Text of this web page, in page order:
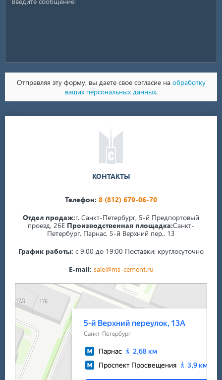
Отправляя эту форму, вы даете свое согласие на обработку
ваших персональных данных.
КОНТАКТЫ
Телефон: 8 (812) 679-06-70
Отдел продаж:г. Санкт-Петербург, 5-й Предпортовый
проезд, 26Е Производственная площадка:Санкт-
Петербург, Парнас, 5-й Верхний пер., 13
График работы: с 9:00 до 19:00 Поставки: круглосуточно
E-mail: sale@ms-cement.ru
Санкт‑Петербург
5-й Верхний переулок, 13А на карте Санкт‑Петербурга — Яндекс Карты